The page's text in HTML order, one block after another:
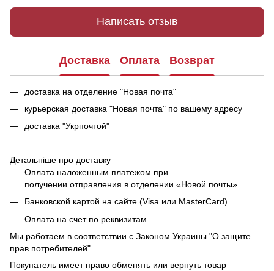
Написать отзыв
Доставка Оплата Возврат
доставка на отделение "Новая почта"
курьерская доставка "Новая почта" по вашему адресу
доставка "Укрпочтой"
Детальніше про доставку
Оплата наложенным платежом при
получении отправления в отделении «Новой почты».
Банковской картой на сайте (Visa или MasterCard)
Оплата на счет по реквизитам.
Мы работаем в соответствии с Законом Украины "О защите
прав потребителей".
Покупатель имеет право обменять или вернуть товар